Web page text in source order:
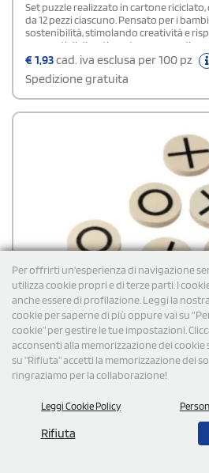
Per offrirti un'esperienza di navigazione
utilizza cookie propri e di terze parti. I
anche essere di profilazione. Leggi la
cookie per saperne di più oppure vai su
cookie” per gestire le tue impostazioni.
acconsenti alla memorizzazione dei
su "Rifiuta" accetti la memorizzazione dei
ringraziamo per la collaborazione!
Leggi Cookie Policy
Rifiuta
Set puzzle realizzato in cartone
da 12 pezzi ciascuno. Pensato per i
sostenibilità, stimolando creatività e
momenti di divertimento e
compatto e gradevole.
€1,93cad. iva esclusa per 100 pz
Spedizione gratuita